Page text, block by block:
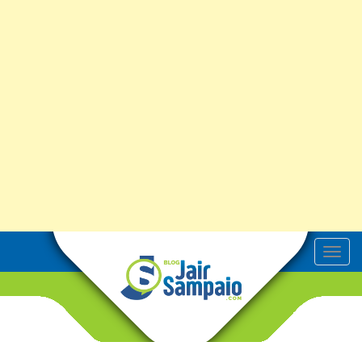
T
o